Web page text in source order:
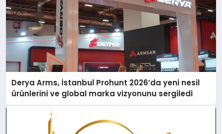
Derya Arms, İstanbul Prohunt 2026’da yeni nesil
ürünlerini ve global marka vizyonunu sergiledi